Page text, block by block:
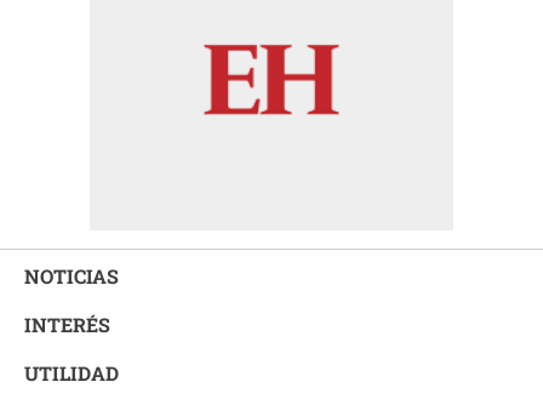
NOTICIAS
INTERÉS
UTILIDAD